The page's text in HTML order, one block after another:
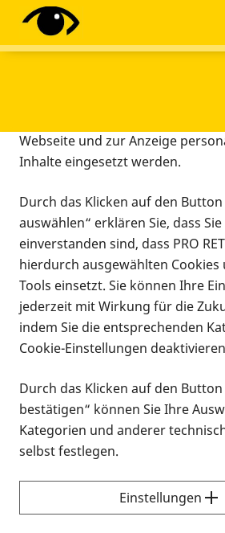
Infomaterial
Infomaterial
Vorlesen
Alle Infomaterialien in
Formaten an einem Ort
Sie möchten wissen, wie Sie
suchen und dieses bestellen
können? Schauen Sie sich die
Diese Webseite setzt
Tracking-Tools ein. Dies
Webseite und zur Anzeige
Inhalte eingesetzt werden.
Durch das Klicken auf den Button
auswählen“ erklären Sie, dass
einverstanden sind, dass PRO
hierdurch ausgewählten Cookies
Tools einsetzt. Sie können Ihre
jederzeit mit Wirkung für die
indem Sie die entsprechenden
Cookie-Einstellungen
Durch das Klicken auf den Button
bestätigen“ können Sie Ihre
Kategorien und anderer
selbst festlegen.
Einstellungen